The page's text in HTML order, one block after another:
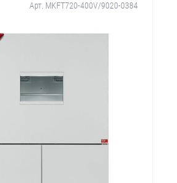
Арт. MKFT720-400V/9020-0384